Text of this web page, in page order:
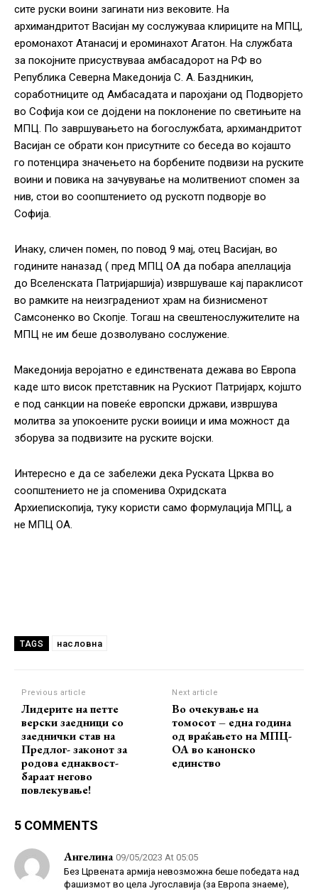
сите руски воини загинати низ вековите. На
архимандритот Васијан му сослужуваа клириците на МПЦ,
еромонахот Атанасиј и ероминахот Агатон. На службата
за покојните присуствуваа амбасадорот на РФ во
Република Северна Македонија С. А. Баздникин,
соработниците од Амбасадата и парохјани од Подворјето
во Софија кои се дојдени на поклонение по светињите на
МПЦ. По завршувањето на богослужбата, архимандритот
Васијан се обрати кон присутните со беседа во којашто
го потенцира значењето на борбените подвизи на руските
воини и повика на зачувување на молитвениот спомен за
нив, стои во соопштението од рускотп подворје во
Софија.
Инаку, сличен помен, по повод 9 мај, отец Васијан, во
годините наназад ( пред МПЦ ОА да побара апеллација
до Вселенската Патријаршија) извршуваше кај параклисот
во рамките на неизградениот храм на бизнисменот
Самсоненко во Скопје. Тогаш на свештенослужителите на
МПЦ не им беше дозволувано сослужение.
Македонија веројатно е единствената дежава во Европа
каде што висок претставник на Рускиот Патријарх, којшто
е под санкции на повеќе европски држави, извршува
молитва за упокоените руски воиици и има можност да
зборува за подвизите на руските војски.
Интересно е да се забележи дека Руската Црква во
соопштението не ја споменива Охридската
Архиепископија, туку користи само формулација МПЦ, а
не МПЦ ОА.
TAGS насловна
Previous article
Лидерите на петте
верски заедници со
заеднички став на
Предлог- законот за
родова еднаквост-
бараат негово
повлекување!
Next article
Во очекување на
томосот – една година
од враќањето на МПЦ-
ОА во канонско
единство
5 COMMENTS
Ангелина 09/05/2023 At 05:05
Без Црвената армија невозможна беше победата над
фашизмот во цела Југославија (за Европа знаеме),